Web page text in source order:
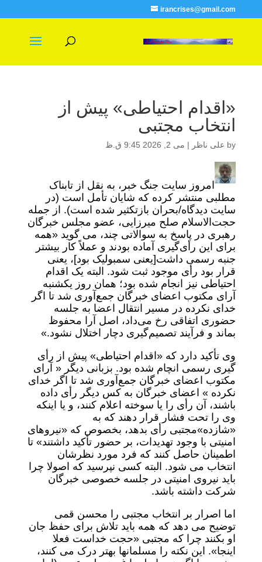
irancrises@gmail.com
«اقدام احتیاطی» پیش از
انتخاب مجتبی
by علی ناظر | می 2, 2026 9:45 ق.ظ
امروز سایت جنگ خبر، به نقل از تابناک
مطلبی منتشر کرده که شایان تأمل است (در
سایت دیدگاه/بحران بازتکثیر شده است). از جمله
حجت‌الاسلام صلح میرزایی، عضو مجلس خبرگان
رهبری در پاسخ به سوالاتی چند، می گوید «همه
برای این رأی‌گیری آماده بودند و عملاً کار بیشتر
جنبه رسمی داشت[یعنی سمبولیک بود]، یعنی
قرار بود رأی موجود ثبت شود. البته یک اقدام
احتیاطی نیز انجام شده بود؛ همان روز یکشنبه
آرای مکتوب اعضای خبرگان جمع‌آوری شد تا اگر
خدای نکرده در مسیر انتقال اعضا به جلسه
حضوری اتفاقی رخ می‌داد، اصل آرا محفوظ
بماند و فرآیند تصمیم‌گیری دچار اختلال نشود.»
وی تأکید دارد که «اقدام احتیاطی» پیش از رأی
گیری رسمی انچام شده بود. بزبانی دیگر « آرای
مکتوب اعضای خبرگان جمع‌آوری شد تا اگر خدای
نکرده » اعضای خبرگان به کس دیگر رأی داده
باشند، آن رأی را یا سوخته اعلام کنند، و یا اینکه
وی را تحت فشار قرار دهند که به
«شازده»مجتبی رأی بدهد، بخصوص که «نیرو‌های
امنیتی با وجود تهدیدات، بر حضور تأکید داشتند» تا
اطمینان حاصل کنند که فرد مورد نظرشان
انتخاب می شود. البته کسی نپرسید که اصولا چرا
باید نیروی امنیتی در جلسه خصوصی خبرگان
شرکت داشته باشد.
اما اصرار بر انتخاب مجتبی را محسن قمی
توضیح می دهد که همه باید تلاش برای حفظ جان
او بکنند چرا که مجتبی «حجت خداست فعلا
اینجا». این نکته را مسلمانها بهتر درک می کنند،